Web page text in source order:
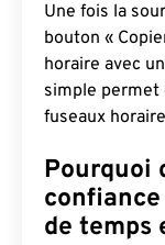
Une fois la
bouton «
horaire avec
simple permet
fuseaux
Pourquoi
de temps